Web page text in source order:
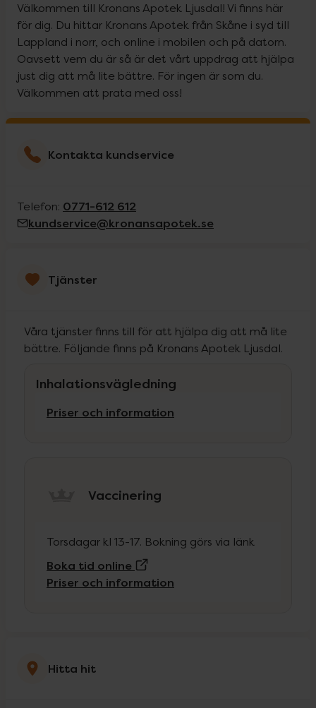
Välkommen till Kronans Apotek Ljusdal! Vi finns här
för dig. Du hittar Kronans Apotek från Skåne i syd till
Lappland i norr, och online i mobilen och på datorn.
Oavsett vem du är så är det vårt uppdrag att hjälpa
just dig att må lite bättre. För ingen är som du.
Välkommen att prata med oss!
Kontakta kundservice
Telefon: 0771-612 612
kundservice@kronansapotek.se
Tjänster
Våra tjänster finns till för att hjälpa dig att må lite
bättre. Följande finns på Kronans Apotek Ljusdal.
Inhalationsvägledning
Priser och information
Vaccinering
Torsdagar kl 13-17. Bokning görs via länk
Boka tid online
Priser och information
Hitta hit